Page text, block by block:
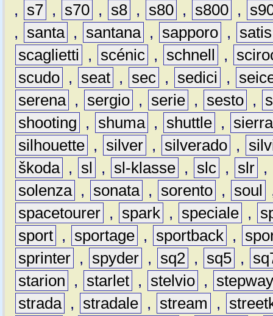
,
s7 , s70 , s8 , s80 , s800 ,
,
santa , santana , sapporo ,
satis
scaglietti
, scénic , schnell ,
scudo , seat , sec , sedici ,
serena , sergio , serie , sesto ,
shooting
, shuma , shuttle ,
sierra
silhouette , silver , silverado ,
škoda , sl , sl-klasse , slc , slr ,
solenza , sonata , sorento , soul
spacetourer , spark , speciale ,
sport , sportage , sportback ,
sprinter , spyder , sq2 , sq5 ,
starion
, starlet , stelvio ,
strada , stradale , stream ,